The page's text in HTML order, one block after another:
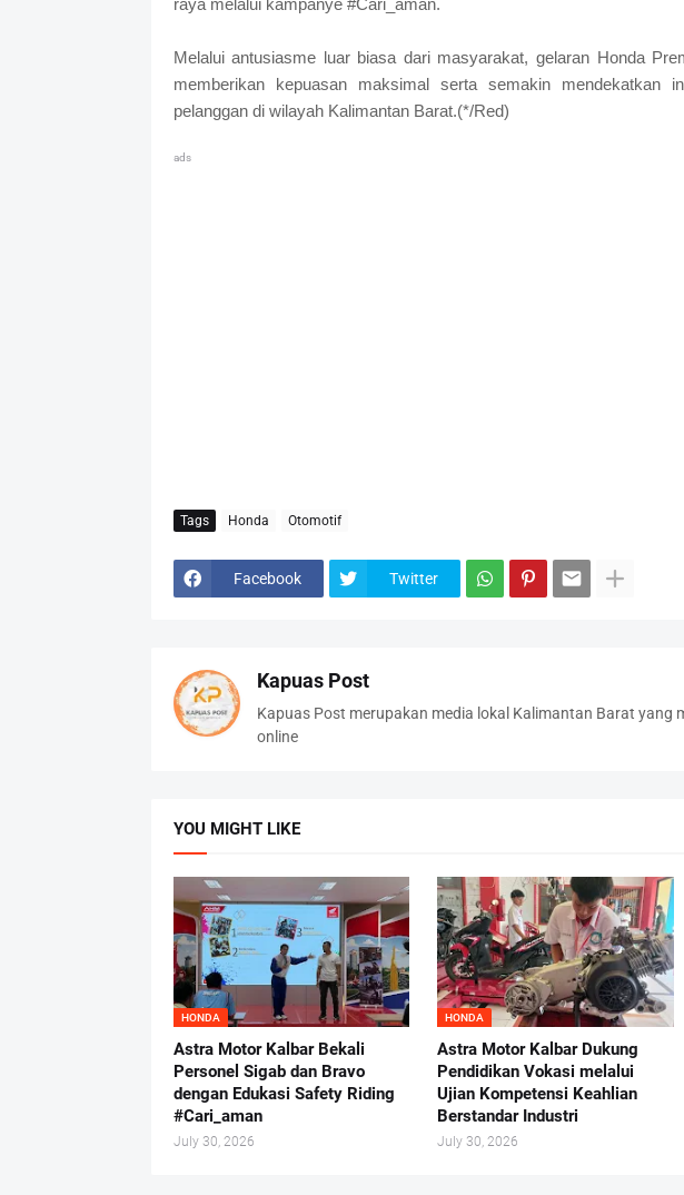
raya melalui kampanye #Cari_aman.
Melalui antusiasme luar biasa dari masyarakat, gelaran Honda
memberikan kepuasan maksimal serta semakin mendekatkan
pelanggan di wilayah Kalimantan Barat.(*/Red)
ads
Tags Honda Otomotif
Facebook Twitter
Kapuas Post
Kapuas Post merupakan media lokal Kalimantan Barat yang
online
YOU MIGHT LIKE
HONDA
Astra Motor Kalbar Bekali
Personel Sigab dan Bravo
dengan Edukasi Safety Riding
#Cari_aman
July 30, 2026
HONDA
Astra Motor Kalbar Dukung
Pendidikan Vokasi melalui
Ujian Kompetensi Keahlian
Berstandar Industri
July 30, 2026